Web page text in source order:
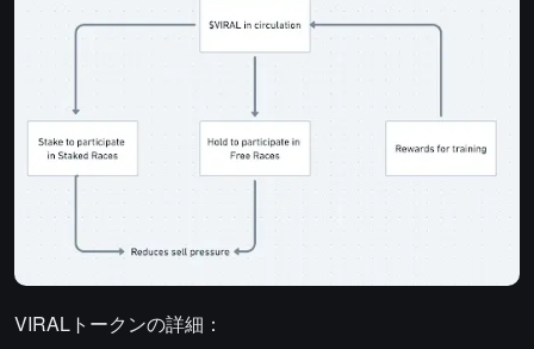
VIRALトークンの詳細：